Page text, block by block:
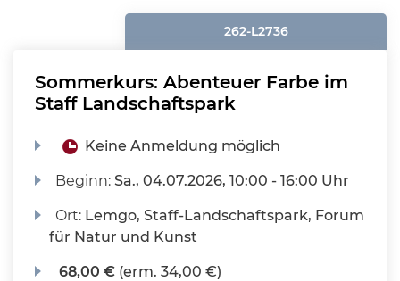
262-L2736
Sommerkurs: Abenteuer Farbe im
Staff Landschaftspark
Keine Anmeldung möglich
Beginn:Sa., 04.07.2026, 10:00 - 16:00 Uhr
Ort: Lemgo, Staff-Landschaftspark, Forum
für Natur und Kunst
68,00 € (erm. 34,00 €)